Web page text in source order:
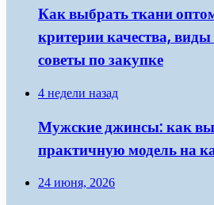
Как выбрать ткани
критерии качества,
советы по закупке
4 недели назад
Мужские джинсы: как
практичную модель на
24 июня, 2026